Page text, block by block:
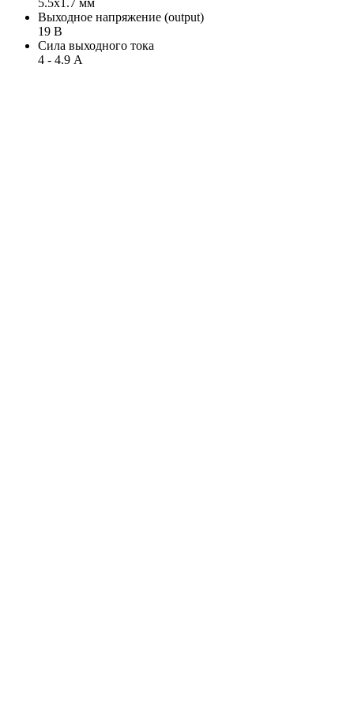
5.5x1.7 мм
Выходное напряжение (output)
19 В
Сила выходного тока
4 - 4.9 А